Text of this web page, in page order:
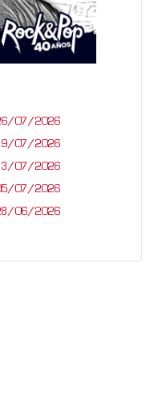
07/2026
07/2026
07/2026
07/2026
06/2026